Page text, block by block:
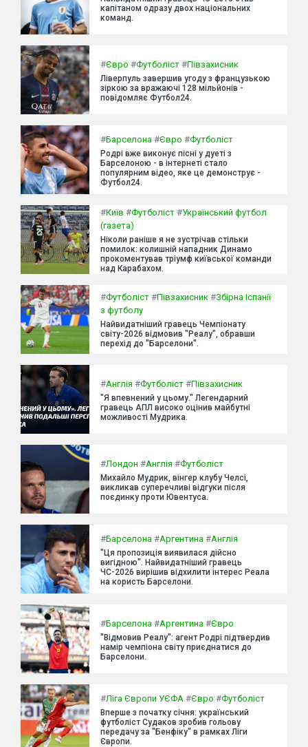
капітаном одразу двох національних
команд.
#Євро #Футболіст #Півзахисник
Ліверпуль завершив угоду з французькою
зіркою за вражаючі 128 мільйонів -
повідомляє Футбол24.
#Барселона #Євро #Футболіст
Родрі вже виконує пісні у дуеті з
Барселоною - в інтернеті стало
популярним відео, яке це демонструє -
Футбол24.
#Київ #Футболіст #Український футбол
(газета)
Ніколи раніше я не зустрічав стільки
помилок: колишній нападник Динамо
прокоментував тріумф київської команди
над Карабахом.
#Футболіст #Півзахисник #Збірна Іспанії
з футболу
Найвидатніший гравець Чемпіонату
світу-2026 відмовив "Реалу", обравши
перехід до "Барселони".
#Англія #Футболіст #Півзахисник
"Я впевнений у цьому." Легендарний
гравець АПЛ високо оцінив майбутні
можливості Мудрика.
#Лондон #Англія #Футболіст
Михайло Мудрик, вінгер клубу Челсі,
викликав суперечливі відгуки після
поєдинку проти Ювентуса.
#Барселона #Аргентина #Англія
"Ця пропозиція виявилася дійсно
вигідною". Найвидатніший гравець
ЧС-2026 вирішив відхилити інтерес Реала
на користь Барселони.
#Барселона #Аргентина #Євро
"Відмовив Реалу": агент Родрі підтвердив
намір чемпіона світу приєднатися до
Барселони.
#Ліга Європи УЄФА #Євро #Футболіст
Вперше з початку січня: український
футболіст Судаков зробив гольову
передачу за "Бенфіку" в рамках Ліги
Європи.